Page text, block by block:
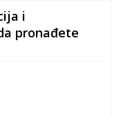
i
pronađete